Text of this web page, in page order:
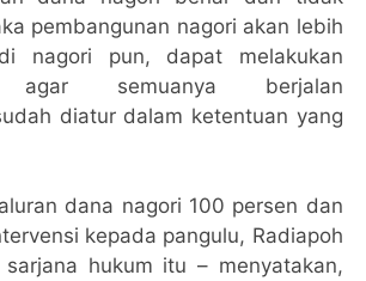
pembangunan nagori akan lebih
nagori pun, dapat melakukan
agar semuanya berjalan
diatur dalam ketentuan yang
dana nagori 100 persen dan
kepada pangulu, Radiapoh
hukum itu – menyatakan,